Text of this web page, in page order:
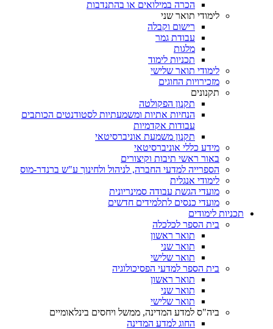
הכרה במילואים או בהתנדבות
לימודי תואר שני
רישום וקבלה
עבודת גמר
מלגות
תכניות לימוד
לימודי תואר שלישי
מזכירויות החוגים
תקנונים
תקנון הפקולטה
הנחיות אתיות ומשמעתיות לסטודנטים הכותבים
עבודות אקדמיות
תקנון משמעת אוניברסיטאי
מידע כללי אוניברסיטאי
באור ראשי תיבות וקיצורים
הספרייה למדעי החברה, לניהול ולחינוך ע"ש ברנדר-מוס
לימודי אנגלית
מועדי הגשת עבודה סמינריונית
מועדי כנסים לתלמידים חדשים
תכניות לימודים
בית הספר לכלכלה
תואר ראשון
תואר שני
תואר שלישי
בית הספר למדעי הפסיכולוגיה
תואר ראשון
תואר שני
תואר שלישי
ביה"ס למדע המדינה, ממשל ויחסים בינלאומיים
החוג למדע המדינה